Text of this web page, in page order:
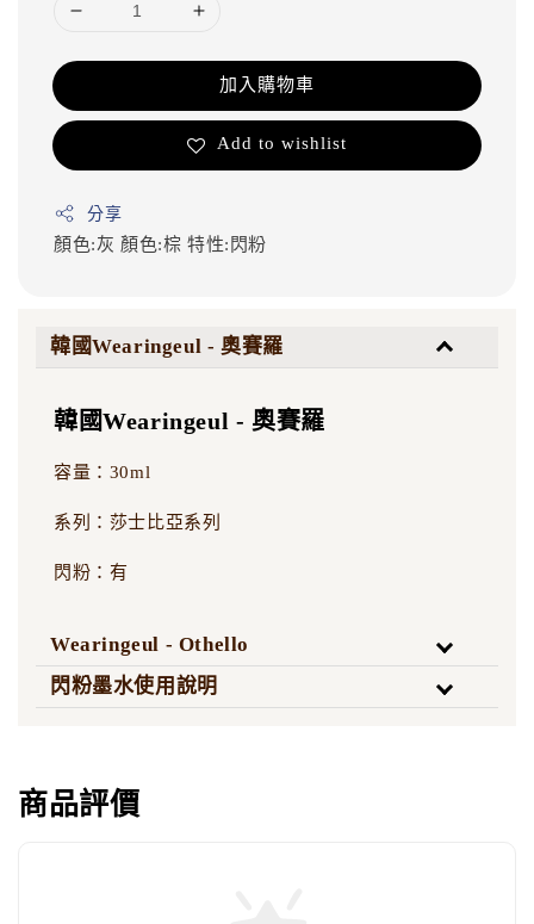
加入購物車
Add to wishlist
分享
顏色:灰 顏色:棕 特性:閃粉
韓國Wearingeul - 奧賽羅
韓國Wearingeul - 奧賽羅
容量：30ml
系列：莎士比亞系列
閃粉：有
Wearingeul - Othello
閃粉墨水使用說明
商品評價